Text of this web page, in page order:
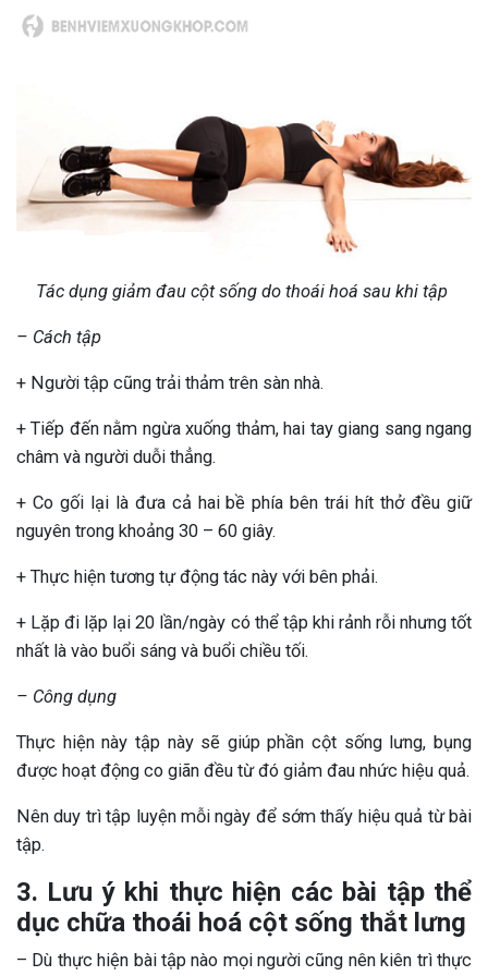
Tác dụng giảm đau cột sống do thoái hoá sau khi tập
– Cách tập
+ Người tập cũng trải thảm trên sàn nhà.
+ Tiếp đến nằm ngừa xuống thảm, hai tay giang sang ngang
châm và người duỗi thẳng.
+ Co gối lại là đưa cả hai bề phía bên trái hít thở đều giữ
nguyên trong khoảng 30 – 60 giây.
+ Thực hiện tương tự động tác này với bên phải.
+ Lặp đi lặp lại 20 lần/ngày có thể tập khi rảnh rỗi nhưng tốt
nhất là vào buổi sáng và buổi chiều tối.
– Công dụng
Thực hiện này tập này sẽ giúp phần cột sống lưng, bụng
được hoạt động co giãn đều từ đó giảm đau nhức hiệu quả.
Nên duy trì tập luyện mỗi ngày để sớm thấy hiệu quả từ bài
tập.
3. Lưu ý khi thực hiện các bài tập thể
dục chữa thoái hoá cột sống thắt lưng
– Dù thực hiện bài tập nào mọi người cũng nên kiên trì thực